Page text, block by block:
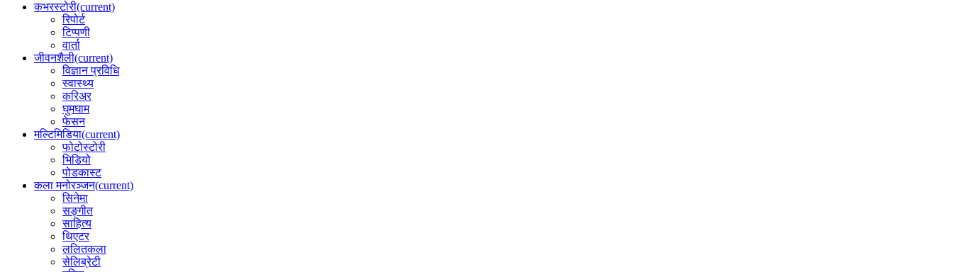
कभरस्टोरी(current)
रिपोर्ट
टिप्पणी
वार्ता
जीवनशैली(current)
विज्ञान प्रविधि
स्वास्थ्य
करिअर
घुमघाम
फेसन
मल्टिमिडिया(current)
फोटोस्टोरी
भिडियो
पोडकास्ट
कला मनोरञ्जन(current)
सिनेमा
सङ्गीत
साहित्य
थिएटर
ललितकला
सेलिब्रेटी